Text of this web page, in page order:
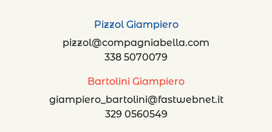
Pizzol Giampiero
pizzol@compagniabella.com
338 5070079
Bartolini Giampiero
giampiero_bartolini@fastwebnet.it
329 0560549